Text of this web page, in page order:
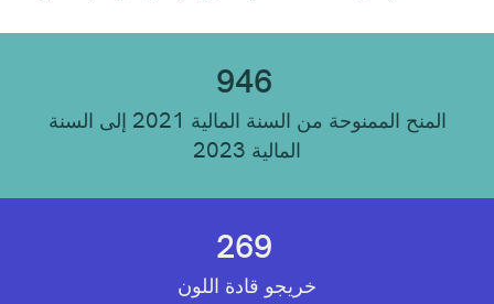
946
المنح الممنوحة من السنة المالية 2021 إلى السنة
المالية 2023
269
خريجو قادة اللون
نوع المؤسسة